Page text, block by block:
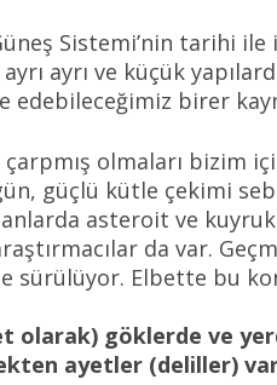
Sistemi’nin tarihi
ayrı ve küçük
edebileceğimiz birer
çarpmış olmaları
güçlü kütle çekimi
asteroit ve
da var.
sürülüyor. Elbette bu
olarak) göklerde ve
ayetler (deliller)